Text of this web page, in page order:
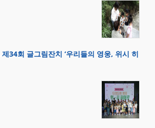
34회 글그림잔치 ‘우리들의 영웅, 위시 히